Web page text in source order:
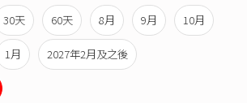
30天 60天 8月 9月 10月
1月 2027年2月及之後